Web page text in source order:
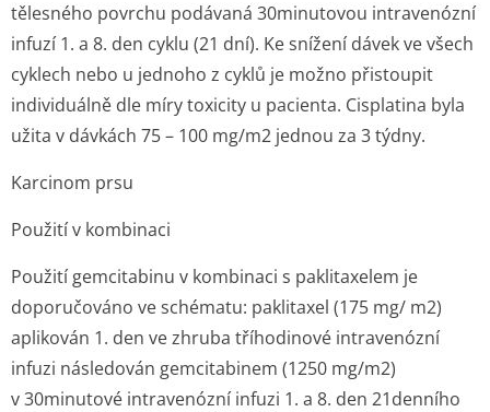
tělesného povrchu podávaná 30minutovou intravenózní
infuzí 1. a 8. den cyklu (21 dní). Ke snížení dávek ve všech
cyklech nebo u jednoho z cyklů je možno přistoupit
individuálně dle míry toxicity u pacienta. Cisplatina byla
užita v dávkách 75 – 100 mg/m2 jednou za 3 týdny.
Karcinom prsu
Použití v kombinaci
Použití gemcitabinu v kombinaci s paklitaxelem je
doporučováno ve schématu: paklitaxel (175 mg/ m2)
aplikován 1. den ve zhruba tříhodinové intravenózní
infuzi následován gemcitabinem (1250 mg/m2)
v 30minutové intravenózní infuzi 1. a 8. den 21denního